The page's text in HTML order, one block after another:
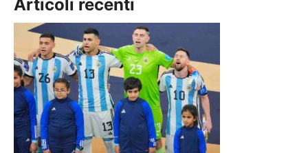
Articoli recenti